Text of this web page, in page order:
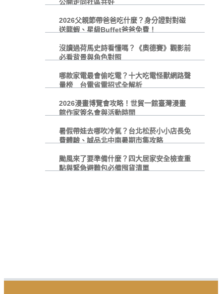
公開走向社區共好
2026父親節帶爸爸吃什麼？身分證對對碰
送龍蝦、星級Buffet爸爸免費！
沒讀過荷馬史詩看懂嗎？《奧德賽》觀影前
必看背景與角色對照
哪款家電最會偷吃電？十大吃電怪獸網路聲
量榜 台電省電招式全解析
2026漫畫博覽會攻略！世貿一館臺灣漫畫
館作家簽名會與活動時間
暑假帶娃去哪吹冷氣？台北松菸小小店長免
費體驗、誠品北中南暑期市集攻略
颱風來了要準備什麼？四大居家安全檢查重
點與緊急避難包必備囤貨清單